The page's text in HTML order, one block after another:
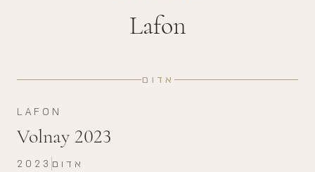
Lafon
אדום
LAFON
Volnay 2023
2023 אדום